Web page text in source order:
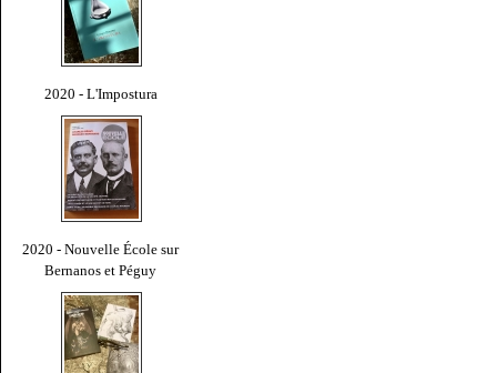
2020 - L'Impostura
2020 - Nouvelle École sur
Bernanos et Péguy